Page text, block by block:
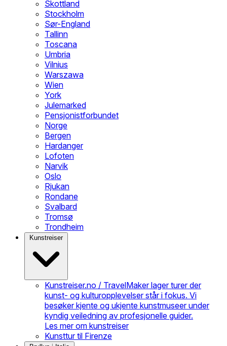
Skottland
Stockholm
Sør-England
Tallinn
Toscana
Umbria
Vilnius
Warszawa
Wien
York
Julemarked
Pensjonistforbundet
Norge
Bergen
Hardanger
Lofoten
Narvik
Oslo
Rjukan
Rondane
Svalbard
Tromsø
Trondheim
Kunstreiser
Kunstreiser.no / TravelMaker lager turer der
kunst- og kulturopplevelser står i fokus. Vi
besøker kjente og ukjente kunstmuseer under
kyndig veiledning av profesjonelle guider.
Les mer om kunstreiser
Kunsttur til Firenze